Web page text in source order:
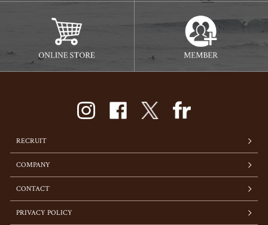
RECRUIT
COMPANY
CONTACT
PRIVACY POLICY